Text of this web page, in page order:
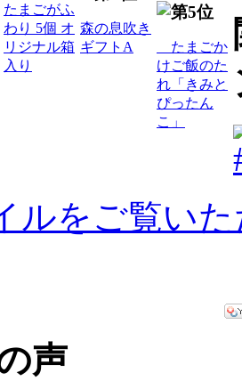
たまごがふ
わり 5個 オ
リジナル箱
入り
森の息吹き
ギフトA
たまごか
けご飯のた
れ「きみと
ぴったん
こ」
ルをご覧いた
声